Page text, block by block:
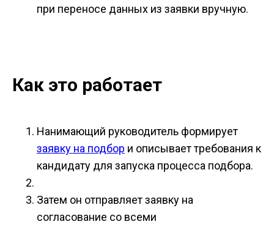
при переносе данных из заявки вручную.
Как это работает
Нанимающий руководитель формирует
заявку на подбор и описывает требования к
кандидату для запуска процесса подбора.
Затем он отправляет заявку на
согласование со всеми